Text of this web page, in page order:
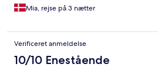
Mia, rejse på 3 nætter
Verificeret anmeldelse
10/10 Enestående